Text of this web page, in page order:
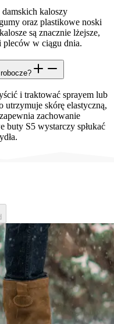
kaloszy
oraz plastikowe noski
są znacznie lżejsze,
pleców w ciągu dnia.
i traktować sprayem lub
skórę elastyczną,
zachowanie
buty S5 wystarczy spłukać